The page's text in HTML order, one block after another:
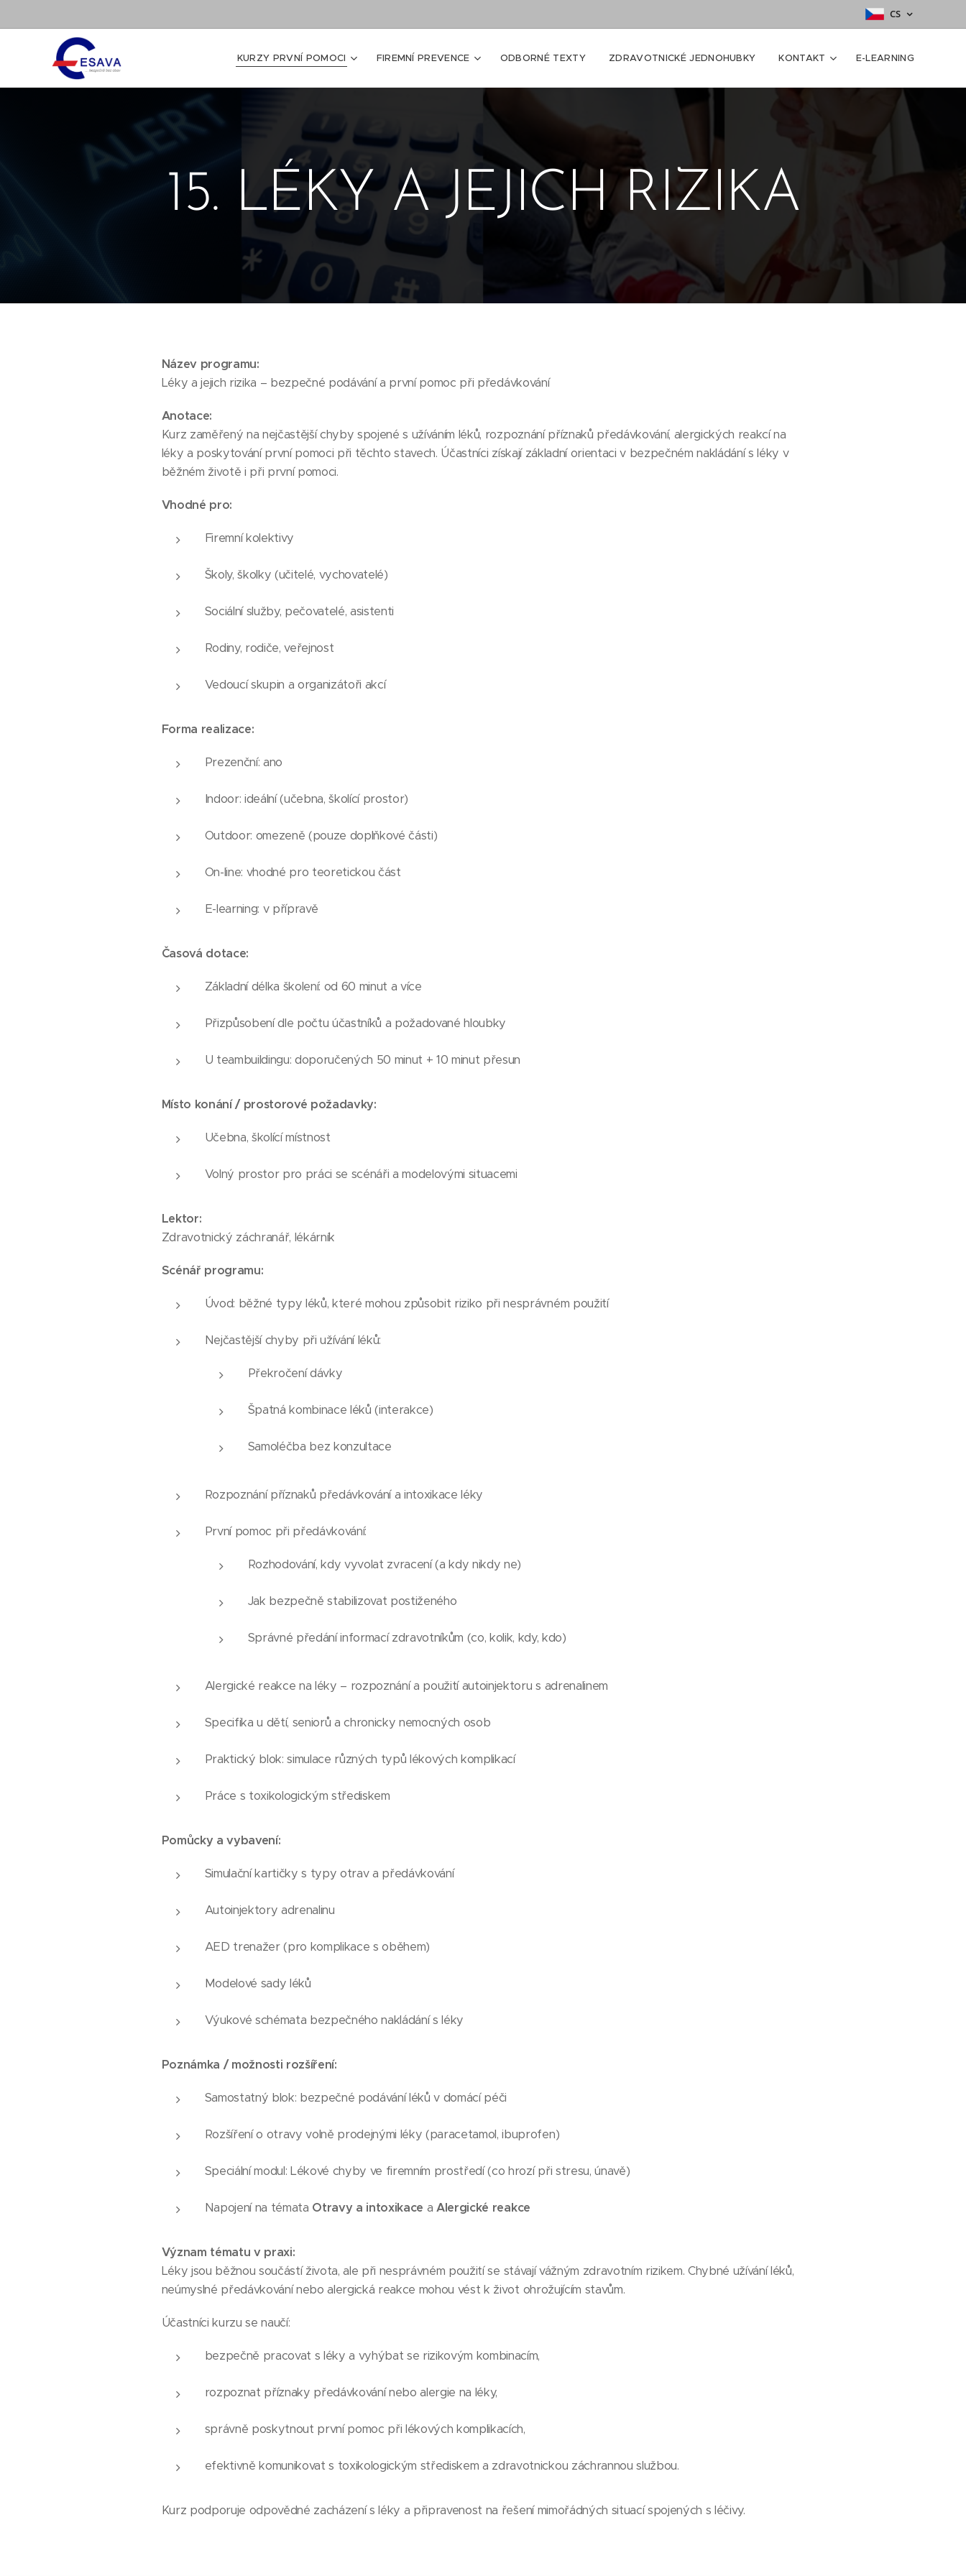
CS
KURZY PRVNÍ POMOCI FIREMNÍ PREVENCE ODBORNÉ TEXTY ZDRAVOTNICKÉ JEDNOHUBKY KONTAKT E-LEARNING
15. LÉKY A JEJICH RIZIKA
Název programu:
Léky a jejich rizika – bezpečné podávání a první pomoc při předávkování
Anotace:
Kurz zaměřený na nejčastější chyby spojené s užíváním léků, rozpoznání příznaků předávkování, alergických reakcí na
léky a poskytování první pomoci při těchto stavech. Účastníci získají základní orientaci v bezpečném nakládání s léky v
běžném životě i při první pomoci.
Vhodné pro:
Firemní kolektivy
Školy, školky (učitelé, vychovatelé)
Sociální služby, pečovatelé, asistenti
Rodiny, rodiče, veřejnost
Vedoucí skupin a organizátoři akcí
Forma realizace:
Prezenční: ano
Indoor: ideální (učebna, školící prostor)
Outdoor: omezeně (pouze doplňkové části)
On-line: vhodné pro teoretickou část
E-learning: v přípravě
Časová dotace:
Základní délka školení: od 60 minut a více
Přizpůsobení dle počtu účastníků a požadované hloubky
U teambuildingu: doporučených 50 minut + 10 minut přesun
Místo konání / prostorové požadavky:
Učebna, školící místnost
Volný prostor pro práci se scénáři a modelovými situacemi
Lektor:
Zdravotnický záchranář, lékárník
Scénář programu:
Úvod: běžné typy léků, které mohou způsobit riziko při nesprávném použití
Nejčastější chyby při užívání léků:
Překročení dávky
Špatná kombinace léků (interakce)
Samoléčba bez konzultace
Rozpoznání příznaků předávkování a intoxikace léky
První pomoc při předávkování:
Rozhodování, kdy vyvolat zvracení (a kdy nikdy ne)
Jak bezpečně stabilizovat postiženého
Správné předání informací zdravotníkům (co, kolik, kdy, kdo)
Alergické reakce na léky – rozpoznání a použití autoinjektoru s adrenalinem
Specifika u dětí, seniorů a chronicky nemocných osob
Praktický blok: simulace různých typů lékových komplikací
Práce s toxikologickým střediskem
Pomůcky a vybavení:
Simulační kartičky s typy otrav a předávkování
Autoinjektory adrenalinu
AED trenažer (pro komplikace s oběhem)
Modelové sady léků
Výukové schémata bezpečného nakládání s léky
Poznámka / možnosti rozšíření:
Samostatný blok: bezpečné podávání léků v domácí péči
Rozšíření o otravy volně prodejnými léky (paracetamol, ibuprofen)
Speciální modul: Lékové chyby ve firemním prostředí (co hrozí při stresu, únavě)
Napojení na témata Otravy a intoxikace aAlergické reakce
Význam tématu v praxi:
Léky jsou běžnou součástí života, ale při nesprávném použití se stávají vážným zdravotním rizikem. Chybné užívání léků,
neúmyslné předávkování nebo alergická reakce mohou vést k život ohrožujícím stavům.
Účastníci kurzu se naučí:
bezpečně pracovat s léky a vyhýbat se rizikovým kombinacím,
rozpoznat příznaky předávkování nebo alergie na léky,
správně poskytnout první pomoc při lékových komplikacích,
efektivně komunikovat s toxikologickým střediskem a zdravotnickou záchrannou službou.
Kurz podporuje odpovědné zacházení s léky a připravenost na řešení mimořádných situací spojených s léčivy.